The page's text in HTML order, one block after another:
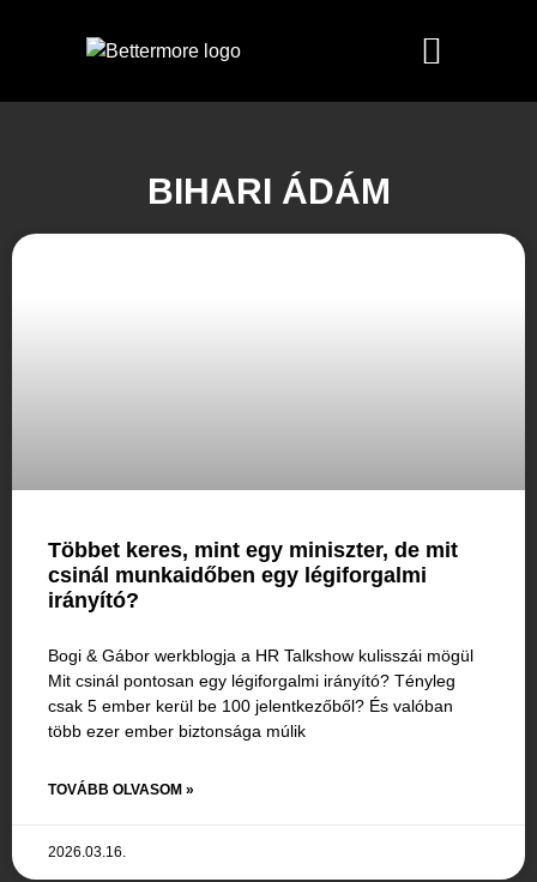
BIHARI ÁDÁM
Többet keres, mint egy miniszter, de mit
csinál munkaidőben egy légiforgalmi
irányító?
Bogi & Gábor werkblogja a HR Talkshow kulisszái mögül
Mit csinál pontosan egy légiforgalmi irányító? Tényleg
csak 5 ember kerül be 100 jelentkezőből? És valóban
több ezer ember biztonsága múlik
TOVÁBB OLVASOM »
2026.03.16.